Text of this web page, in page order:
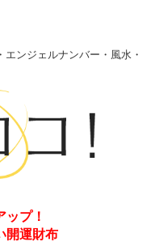
ンジェルナンバー・風水・
プ！
開運財布